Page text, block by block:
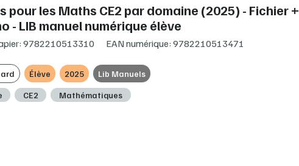
pour les Maths CE2 par domaine (2025) - Fichier +
- LIB manuel numérique élève
9782210513310 EAN numérique: 9782210513471
Élève 2025 Lib Manuels
CE2 Mathématiques